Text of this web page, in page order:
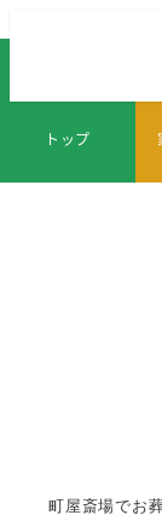
町屋斎場でお
トップ